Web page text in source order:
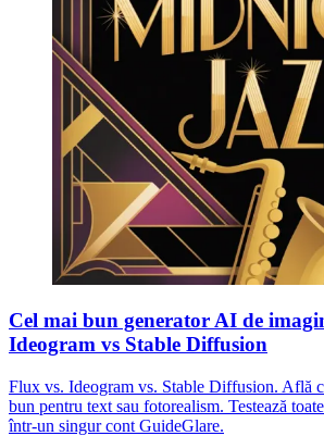
Cel mai bun generator AI de
Ideogram vs Stable Diffusion
Flux vs. Ideogram vs. Stable Diffusion. Află
bun pentru text sau fotorealism. Testează
într-un singur cont GuideGlare.